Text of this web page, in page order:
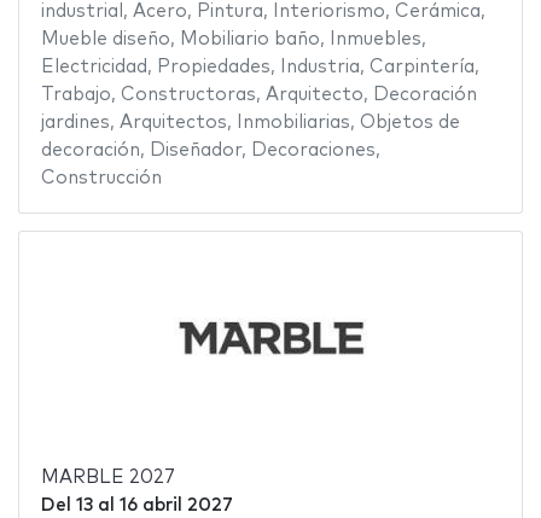
industrial , Acero, Pintura, Interiorismo, Cerámica,
Mueble diseño, Mobiliario baño, Inmuebles,
Electricidad , Propiedades, Industria, Carpintería,
Trabajo, Constructoras, Arquitecto,
Decoración
jardines, Arquitectos, Inmobiliarias, Objetos de
decoración, Diseñador, Decoraciones,
Construcción
MARBLE 2027
Del 13al 16 abril 2027